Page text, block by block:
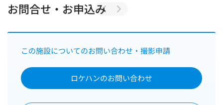
お問合せ・お申込み
この施設についてのお問い合わせ・撮影申請
ロケハンのお問い合わせ